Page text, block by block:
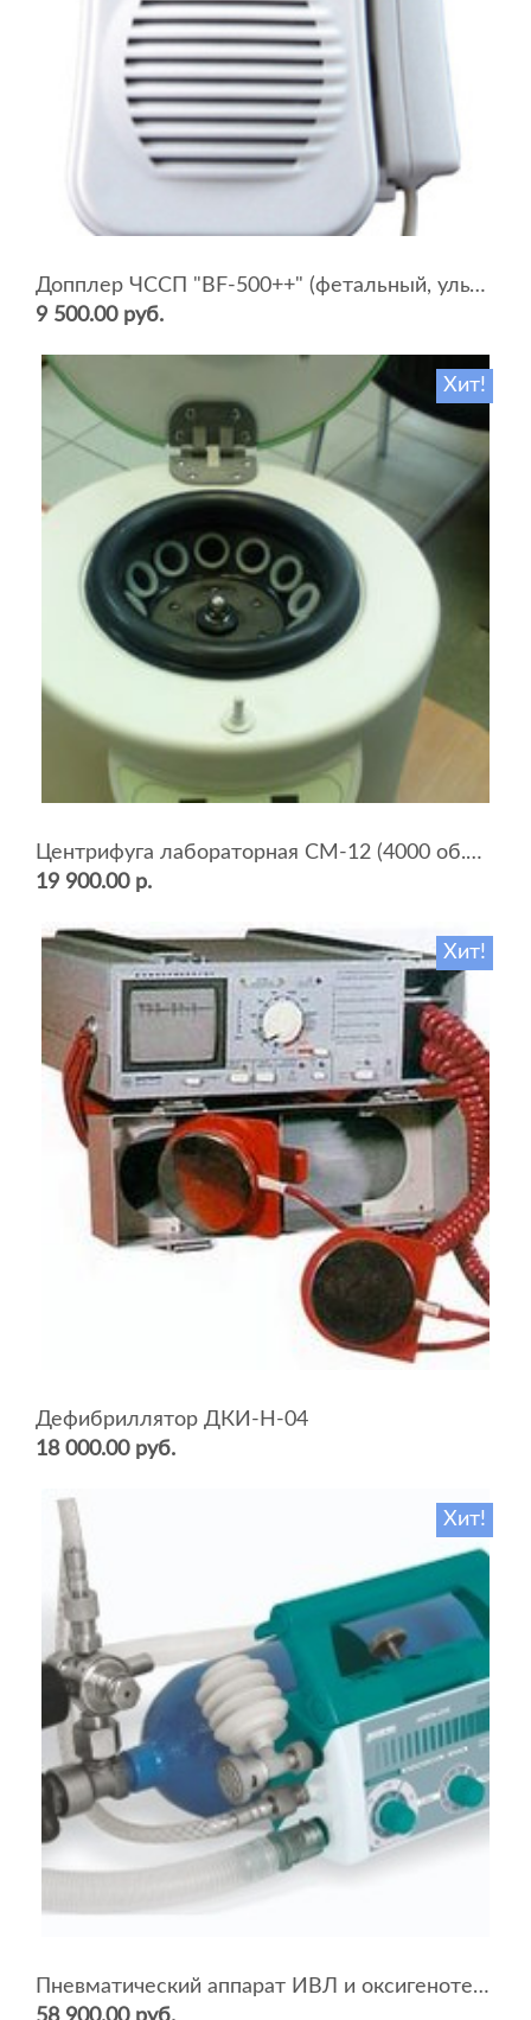
Допплер ЧССП "BF-500++" (фетальный, ультразвуковой)
9 500.00 руб.
Хит!
Центрифуга лабораторная СМ-12 (4000 об.мин, 12 пробирок)
19 900.00 р.
Хит!
Дефибриллятор ДКИ-Н-04
18 000.00 руб.
Хит!
Пневматический аппарат ИВЛ и оксигенотерапии портативный АИВЛп-2/20-«ТМТ»